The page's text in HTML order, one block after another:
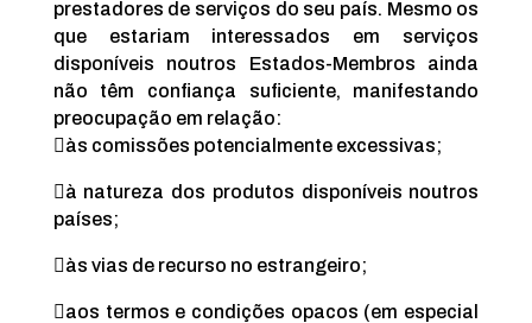
prestadores de serviços do seu país. Mesmo os
que estariam interessados em serviços
disponíveis noutros Estados-Membros ainda
não têm confiança suficiente, manifestando
preocupação em relação:
às comissões potencialmente excessivas;
à natureza dos produtos disponíveis noutros
países;
às vias de recurso no estrangeiro;
aos termos e condições opacos (em especial